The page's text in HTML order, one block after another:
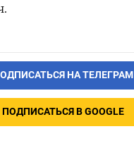
НА ТЕЛЕГРАМ
ПОДПИСАТЬСЯ В GOOGLE